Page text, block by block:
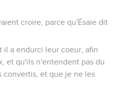
croire, parce qu'Ésaïe dit
il a endurci leur coeur, afin
et qu'ils n'entendent pas du
convertis, et que je ne les